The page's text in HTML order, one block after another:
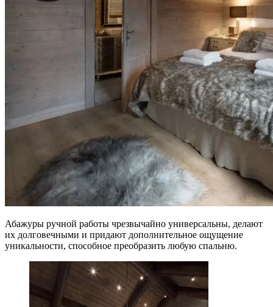
Абажуры ручной работы чрезвычайно универсальны, делают
их долговечными и придают дополнительное ощущение
уникальности, способное преобразить любую спальню.